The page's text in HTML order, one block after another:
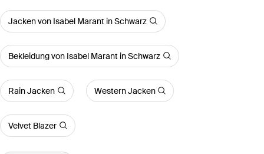
Jacken von Isabel Marant in Schwarz
Bekleidung von Isabel Marant in Schwarz
Rain Jacken Western Jacken
Velvet Blazer